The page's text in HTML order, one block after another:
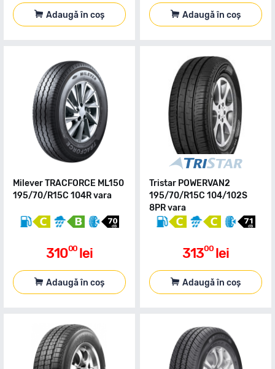
Adaugă în coș Adaugă în coș
Milever TRACFORCE ML150
195/70/R15C 104R vara
31000 lei
Adaugă în coș
Tristar POWERVAN2
195/70/R15C 104/102S
8PR vara
31300 lei
Adaugă în coș